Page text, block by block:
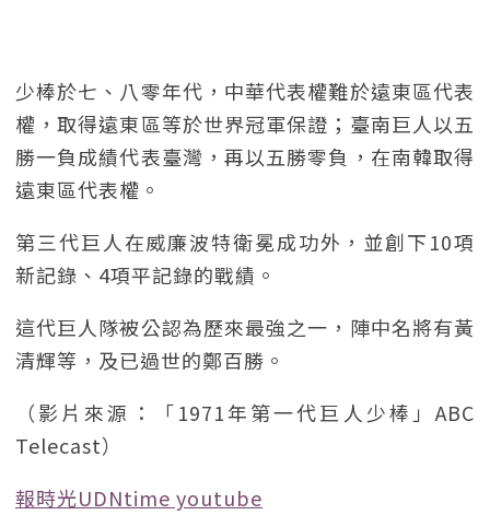
少棒於七、八零年代，中華代表權難於遠東區代表
權，取得遠東區等於世界冠軍保證；臺南巨人以五
勝一負成績代表臺灣，再以五勝零負，在南韓取得
遠東區代表權。
第三代巨人在威廉波特衛冕成功外，並創下10項
新記錄、4項平記錄的戰績。
這代巨人隊被公認為歷來最強之一，陣中名將有黃
清輝等，及已過世的鄭百勝。
（影片來源：「1971年第一代巨人少棒」ABC
Telecast）
報時光UDNtime youtube